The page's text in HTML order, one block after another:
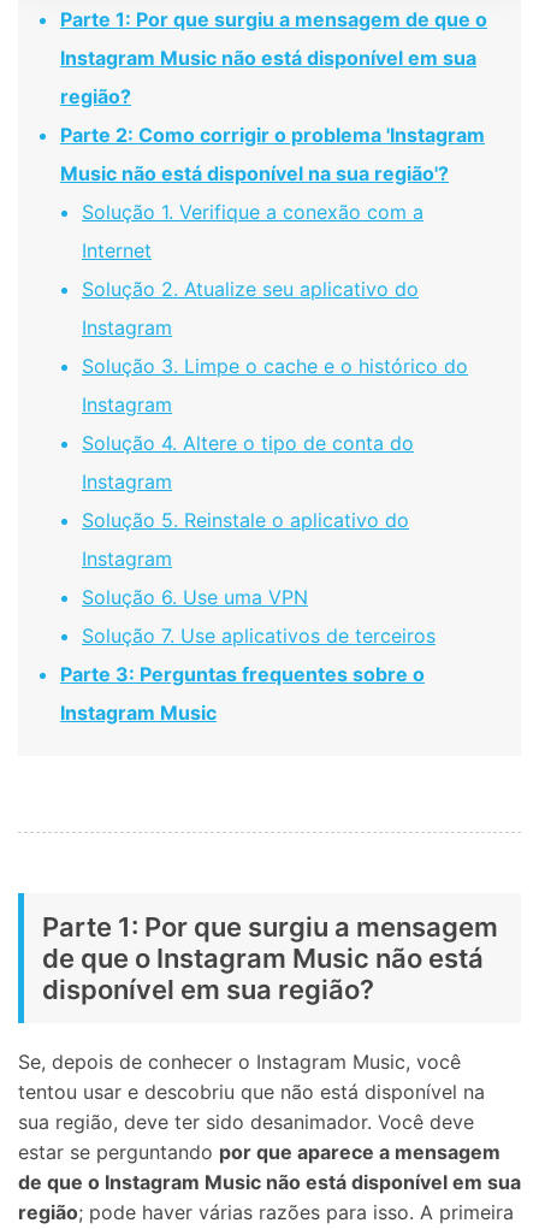
Parte 1: Por que surgiu a mensagem de que o
Instagram Music não está disponível em sua
região?
Parte 2: Como corrigir o problema 'Instagram
Music não está disponível na sua região'?
Solução 1. Verifique a conexão com a
Internet
Solução 2. Atualize seu aplicativo do
Instagram
Solução 3. Limpe o cache e o histórico do
Instagram
Solução 4. Altere o tipo de conta do
Instagram
Solução 5. Reinstale o aplicativo do
Instagram
Solução 6. Use uma VPN
Solução 7. Use aplicativos de terceiros
Parte 3: Perguntas frequentes sobre o
Instagram Music
Parte 1: Por que surgiu a mensagem
de que o Instagram Music não está
disponível em sua região?
Se, depois de conhecer o Instagram Music, você
tentou usar e descobriu que não está disponível na
sua região, deve ter sido desanimador. Você deve
estar se perguntando por que aparece a mensagem
de que o Instagram Music não está disponível em sua
região; pode haver várias razões para isso. A primeira